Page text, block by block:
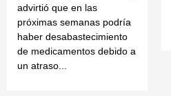
advirtió que en las
próximas semanas podría
haber desabastecimiento
de medicamentos debido a
un atraso...